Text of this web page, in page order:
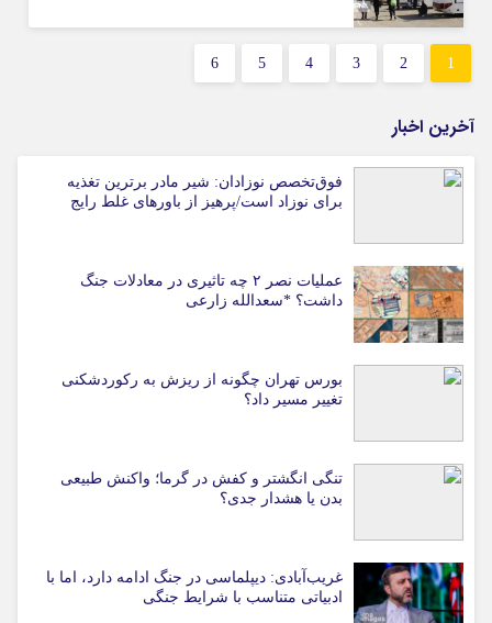
1
2
3
4
5
6
آخرین اخبار
فوق‌تخصص نوزادان: شیر مادر برترین تغذیه
برای نوزاد است/پرهیز از باورهای غلط رایج
عملیات نصر ۲ چه تاثیری در معادلات جنگ
داشت؟ *سعدالله زارعی
بورس تهران چگونه از ریزش به رکوردشکنی
تغییر مسیر داد؟
تنگی انگشتر و کفش در گرما؛ واکنش طبیعی
بدن یا هشدار جدی؟
غریب‌آبادی: دیپلماسی در جنگ ادامه دارد، اما با
ادبیاتی متناسب با شرایط جنگی